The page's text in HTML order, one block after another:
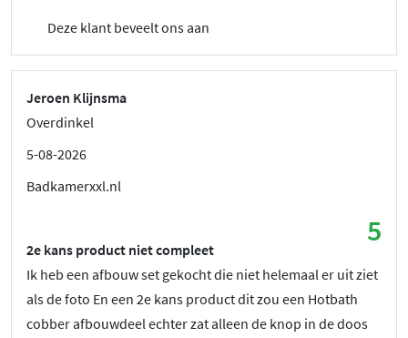
Deze klant beveelt ons aan
Jeroen Klijnsma
Overdinkel
5-08-2026
Badkamerxxl.nl
5
2e kans product niet compleet
Ik heb een afbouw set gekocht die niet helemaal er uit ziet
als de foto En een 2e kans product dit zou een Hotbath
cobber afbouwdeel echter zat alleen de knop in de doos